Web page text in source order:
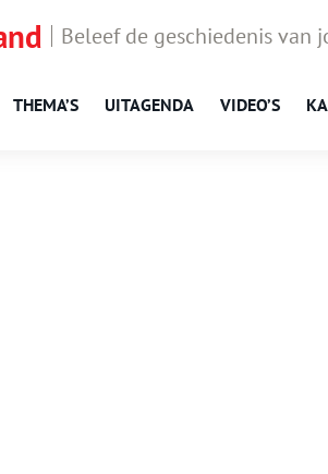
Beleef de geschiedenis van
THEMA’S UITAGENDA VIDEO’S